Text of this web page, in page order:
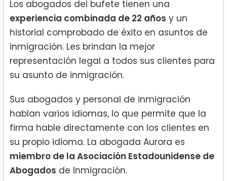
Los abogados del bufete tienen una
experiencia combinada de 22 años y un
historial comprobado de éxito en asuntos de
inmigración. Les brindan la mejor
representación legal a todos sus clientes para
su asunto de inmigración.
Sus abogados y personal de inmigración
hablan varios idiomas, lo que permite que la
firma hable directamente con los clientes en
su propio idioma. La abogada Aurora es
miembro de la Asociación Estadounidense de
Abogados de Inmigración.